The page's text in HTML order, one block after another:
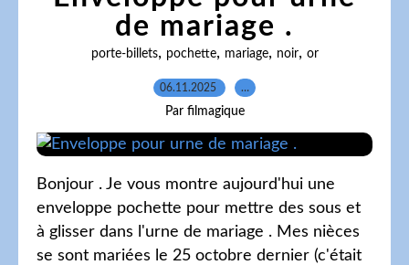
de mariage .
porte-billets, pochette, mariage, noir, or
06.11.2025 …
Par filmagique
Bonjour . Je vous montre aujourd'hui une
enveloppe pochette pour mettre des sous et
à glisser dans l'urne de mariage . Mes nièces
se sont mariées le 25 octobre dernier (c'était